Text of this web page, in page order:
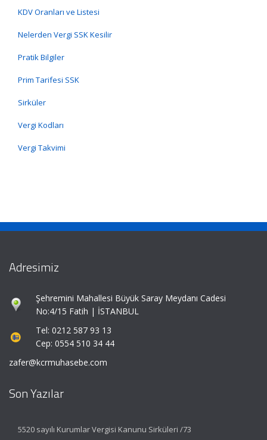
KDV Oranları ve Listesi
Nelerden Vergi SSK Kesilir
Pratik Bilgiler
Prim Tarifesi SSK
Sirküler
Vergi Kodları
Vergi Takvimi
Adresimiz
Şehremini Mahallesi Büyük Saray Meydanı Cadesi
No:4/15 Fatih | İSTANBUL
Tel: 0212 587 93 13
Cep: 0554 510 34 44
zafer@kcrmuhasebe.com
Son Yazılar
5520 sayılı Kurumlar Vergisi Kanunu Sirküleri /73